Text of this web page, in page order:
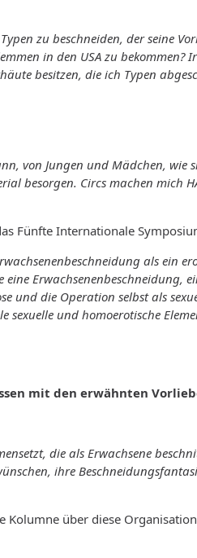
zu beschneiden, der seine
in den USA zu bekommen?
besitzen, die ich Typen
von Jungen und Mädchen, wie
besorgen. Circs machen mich
Fünfte Internationale
als ein
Erwachsenenbeschneidung,
und die Operation selbst als
und homoerotische
mit den erwähnten
die als Erwachsene
ihre
über diese